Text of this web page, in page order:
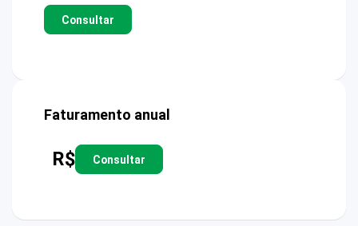
Consultar
Faturamento anual
R$ Consultar